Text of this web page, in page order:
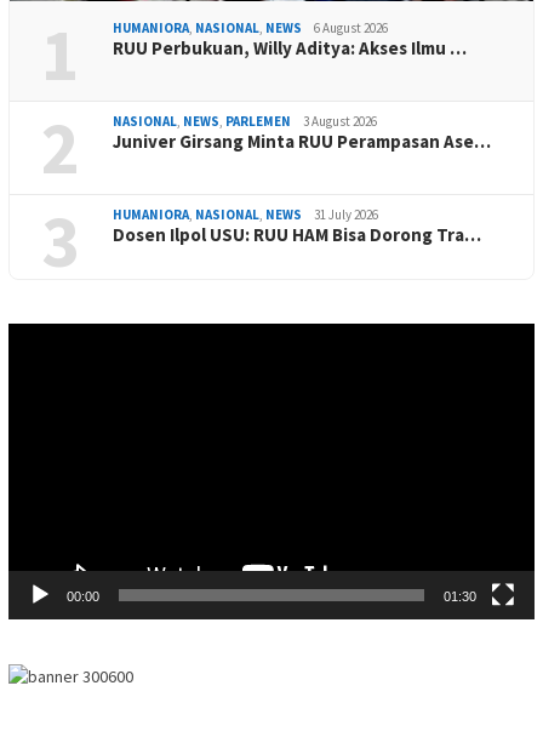
1 HUMANIORA, NASIONAL, NEWS 6 August 2026
RUU Perbukuan, Willy Aditya: Akses Ilmu …
2 NASIONAL, NEWS, PARLEMEN 3 August 2026
Juniver Girsang Minta RUU Perampasan Ase…
3 HUMANIORA, NASIONAL, NEWS 31 July 2026
Dosen Ilpol USU: RUU HAM Bisa Dorong Tra…
00:00 01:30